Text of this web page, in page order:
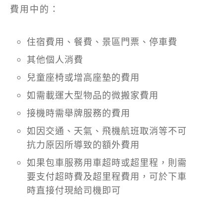
費用中的：
住宿費用、餐費、景區門票、停車費
其他個人消費
兒童座椅或增高座墊的費用
如需載運大型物品的微搬家費用
接機時需舉牌服務的費用
如因交通、天氣、飛機航班取消等不可
抗力原因所導致的額外費用
如果包車服務用車超時或超里程，則需
要支付超時費及超里程費用，可於下車
時直接付現給司機即可